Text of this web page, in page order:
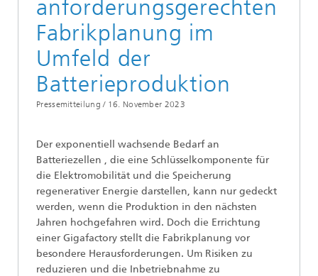
anforderungsgerechten
Fabrikplanung im
Umfeld der
Batterieproduktion
Pressemitteilung / 16. November 2023
Der exponentiell wachsende Bedarf an
Batteriezellen , die eine Schlüsselkomponente für
die Elektromobilität und die Speicherung
regenerativer Energie darstellen, kann nur gedeckt
werden, wenn die Produktion in den nächsten
Jahren hochgefahren wird. Doch die Errichtung
einer Gigafactory stellt die Fabrikplanung vor
besondere Herausforderungen. Um Risiken zu
reduzieren und die Inbetriebnahme zu